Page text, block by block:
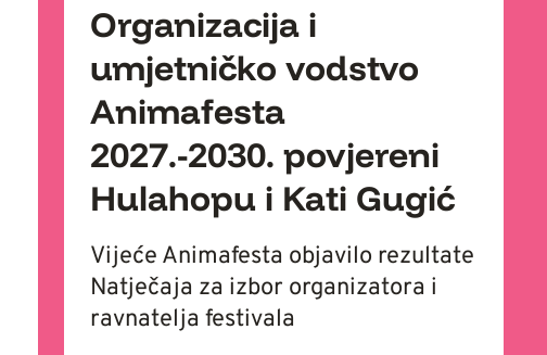
Organizacija i
umjetničko vodstvo
Animafesta
2027.-2030. povjereni
Hulahopu i Kati Gugić
Vijeće Animafesta objavilo rezultate
Natječaja za izbor organizatora i
ravnatelja festivala